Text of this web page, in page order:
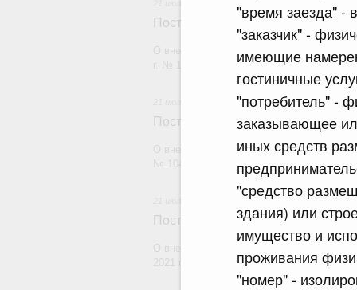
"время заезда" -
"заказчик" -
имеющие
гостиничные
"потребитель" -
заказывающее
иных средств
"средство
здания) или
имущество и
проживания
"номер" -
Постановление Правительства
О внесении изменений в постановление
Постановление Правительства
О внесении изменений в постановление
Постановление Правительства